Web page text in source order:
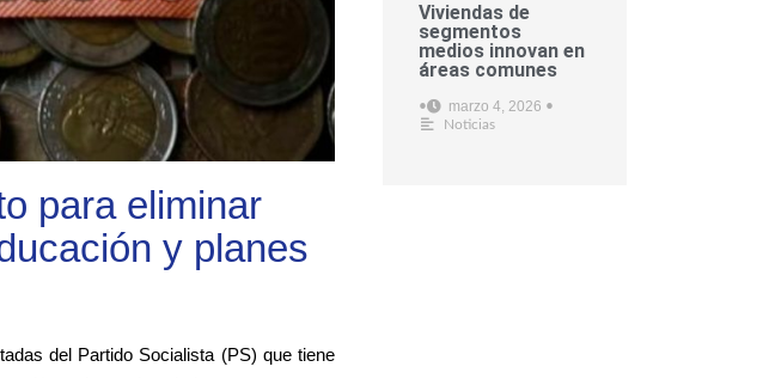
para eliminar
y planes
del Partido Socialista (PS) que tiene
Viviendas de
segmentos
medios innovan en
áreas comunes
• marzo 4, 2026 •
Noticias